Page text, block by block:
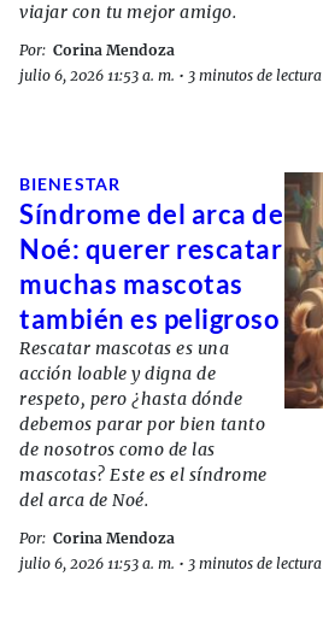
viajar con tu mejor amigo.
Por: Corina Mendoza
julio 6, 2026 11:53 a. m. • 3 minutos de lectura
BIENESTAR
Síndrome del arca de
Noé: querer rescatar
muchas mascotas
también es peligroso
Rescatar mascotas es una
acción loable y digna de
respeto, pero ¿hasta dónde
debemos parar por bien tanto
de nosotros como de las
mascotas? Este es el síndrome
del arca de Noé.
Por: Corina Mendoza
julio 6, 2026 11:53 a. m. • 3 minutos de lectura